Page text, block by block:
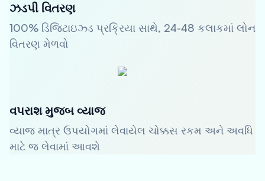
ઝડપી વિતરણ
100% ડિજિટાઇઝ્ડ પ્રક્રિયા સાથે, 24-48 કલાકમાં લોન
વિતરણ મેળવો
વપરાશ મુજબ વ્યાજ
વ્યાજ માત્ર ઉપયોગમાં લેવાયેલ ચોક્કસ રકમ અને અવધિ
માટે જ લેવામાં આવશે